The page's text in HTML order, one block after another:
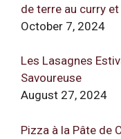
de terre au curry
October 7, 2024
Les Lasagnes
Savoureuse
August 27, 2024
Pizza à la Pâte de